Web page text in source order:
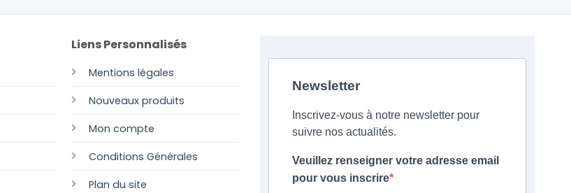
Liens Personnalisés
Mentions légales
Nouveaux produits
Mon compte
Conditions Générales
Plan du site
Newsletter
Inscrivez-vous à notre newsletter pour
suivre nos actualités.
Veuillez renseigner votre adresse email
pour vous inscrire